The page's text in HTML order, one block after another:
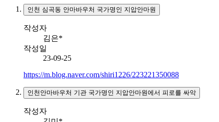
인천 심곡동 안마바우처 국가명인 지압안마원
작성자
김은*
작성일
23-09-25
https://m.blog.naver.com/shiri1226/223221350088
인천안마바우처 기관 국가명인 지압안마원에서 피로를 싸악
작성자